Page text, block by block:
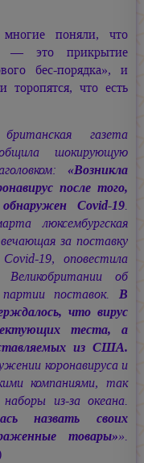
поняли, что
— это прикрытие
бес-порядка», и
торопятся, что есть
газета
шокирующую
«Возникла
после того,
Covid-19.
люксембургская
за поставку
19, оповестила
Великобритании об
поставок. В
что вирус
теста, а
из США.
коронавируса и
компаниями, так
из-за океана.
назвать своих
товары»».